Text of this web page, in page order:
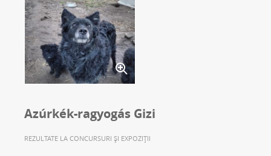
Azúrkék-ragyogás Gizi
REZULTATE LA CONCURSURI ȘI EXPOZIȚII